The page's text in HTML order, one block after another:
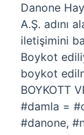
Danone
A.Ş. adını
iletişimini
Boykot
boykot
BOYKOTT
#damla =
#danone,